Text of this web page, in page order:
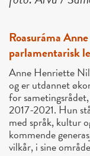
Roasuráma
parlamentarisk
Anne Henriette
og er utdannet
for
2017-2021. Hun
med språk, kultur
kommende
vilkår, i sine